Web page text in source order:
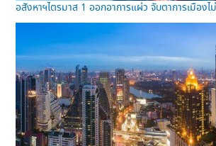
อสังหาฯไตรมาส 1 ออกอาการแผ่ว จับตาการเมือง